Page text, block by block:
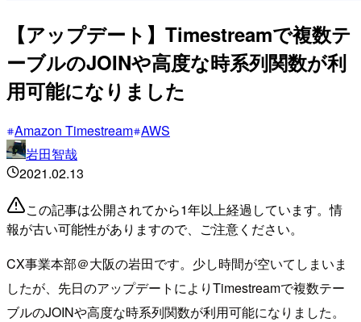
【アップデート】Timestreamで複数テ
ーブルのJOINや高度な時系列関数が利
用可能になりました
Amazon Timestream AWS
岩田智哉
2021.02.13
この記事は公開されてから1年以上経過しています。情
報が古い可能性がありますので、ご注意ください。
CX事業本部＠大阪の岩田です。少し時間が空いてしまいま
したが、先日のアップデートによりTimestreamで複数テー
ブルのJOINや高度な時系列関数が利用可能になりました。